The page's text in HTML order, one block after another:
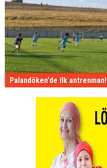
Palandöken'de ilk antrenman!